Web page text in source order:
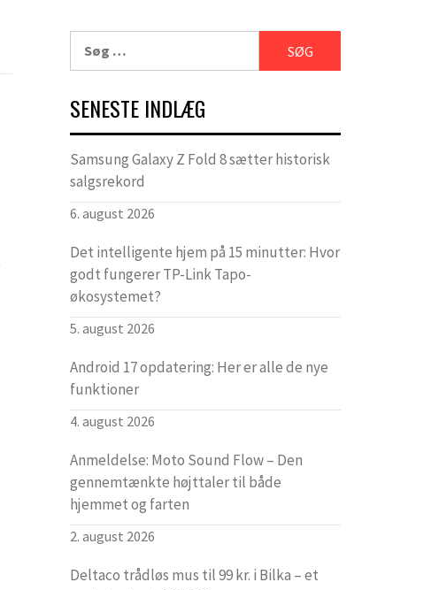
efter:
SENESTE INDLÆG
Samsung Galaxy Z Fold 8 sætter historisk
salgsrekord
6. august 2026
Det intelligente hjem på 15 minutter: Hvor
godt fungerer TP-Link Tapo-
økosystemet?
5. august 2026
Android 17 opdatering: Her er alle de nye
funktioner
4. august 2026
Anmeldelse: Moto Sound Flow – Den
gennemtænkte højttaler til både
hjemmet og farten
2. august 2026
Deltaco trådløs mus til 99 kr. i Bilka – et